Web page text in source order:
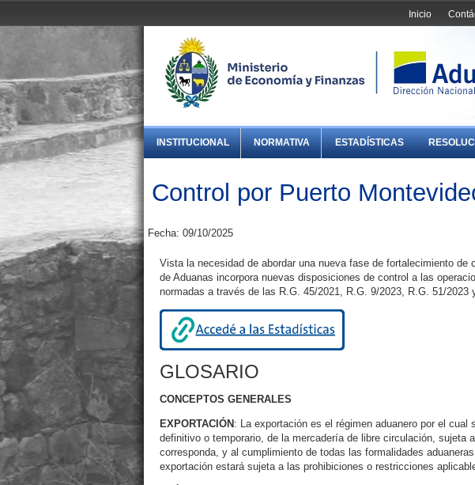
Inicio
INSTITUCIONAL NORMATIVA ESTADÍSTICAS
Control por Puerto
Fecha: 09/10/2025
Vista la necesidad de abordar una nueva fase de fortalecimiento
de Aduanas incorpora nuevas disposiciones de control a las
normadas a través de las R.G. 45/2021, R.G. 9/2023, R.G. 51/2023
GLOSARIO
CONCEPTOS GENERALES
EXPORTACIÓN : La exportación es el régimen aduanero por el
definitivo o temporario, de la mercadería de libre circulación, sujeta
corresponda, y al cumplimiento de todas las formalidades
exportación estará sujeta a las prohibiciones o restricciones